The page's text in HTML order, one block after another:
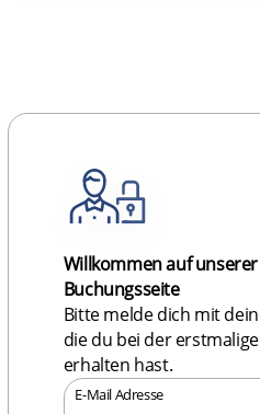
Willkommen auf
Buchungsseite
Bitte melde dich mit
die du bei der
erhalten hast.
E-Mail Adresse